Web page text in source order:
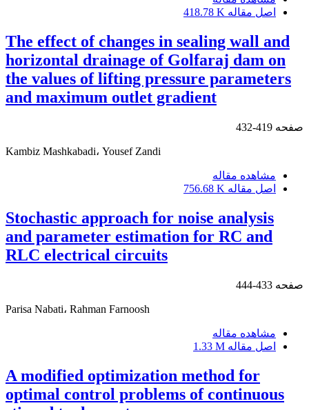
اصل مقاله 418.78 K
The effect of changes in sealing wall and
horizontal drainage of Golfaraj dam on
the values of lifting pressure parameters
and maximum outlet gradient
صفحه 419-432
Kambiz Mashkabadi، Yousef Zandi
مشاهده مقاله
اصل مقاله 756.68 K
Stochastic approach for noise analysis
and parameter estimation for RC and
RLC electrical circuits
صفحه 433-444
Parisa Nabati، R‎ahman Farnoosh
مشاهده مقاله
اصل مقاله 1.33 M
A modified optimization method for
optimal control problems of continuous